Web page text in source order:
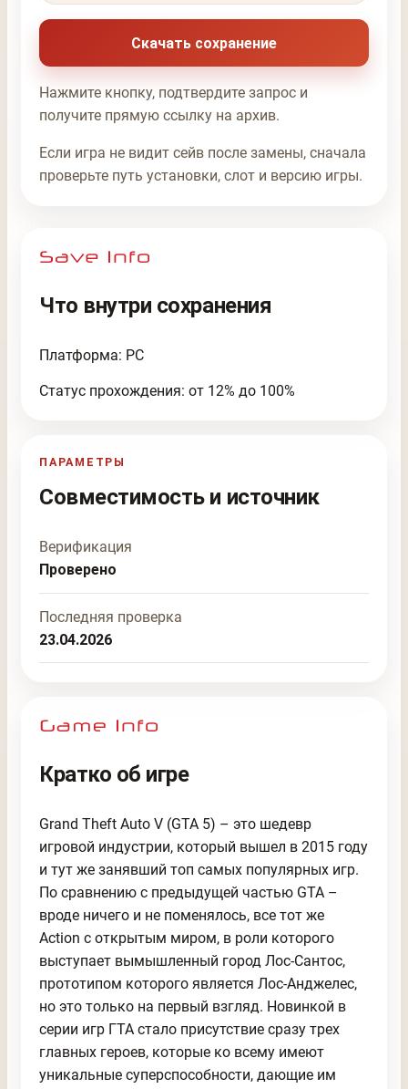
Скачать сохранение
Нажмите кнопку, подтвердите запрос и
получите прямую ссылку на архив.
Если игра не видит сейв после замены, сначала
проверьте путь установки, слот и версию игры.
Что внутри сохранения
Платформа: PC
Статус прохождения: от 12% до 100%
ПАРАМЕТРЫ
Совместимость и источник
Верификация
Проверено
Последняя проверка
23.04.2026
Кратко об игре
Grand Theft Auto V (GTA 5) – это шедевр
игровой индустрии, который вышел в 2015 году
и тут же занявший топ самых популярных игр.
По сравнению с предыдущей частью GTA –
вроде ничего и не поменялось, все тот же
Action с открытым миром, в роли которого
выступает вымышленный город Лос-Сантос,
прототипом которого является Лос-Анджелес,
но это только на первый взгляд. Новинкой в
серии игр ГТА стало присутствие сразу трех
главных героев, которые ко всему имеют
уникальные суперспособности, дающие им